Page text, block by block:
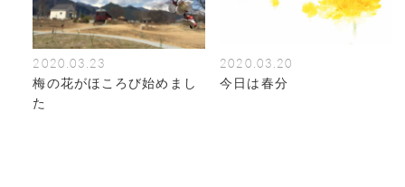
2020.03.23
梅の花がほころび始めまし
た
2020.03.20
今日は春分